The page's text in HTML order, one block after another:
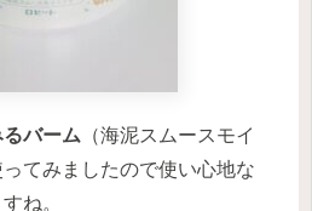
バーム （海泥スムースモイ
てみましたので使い心地な
ね。